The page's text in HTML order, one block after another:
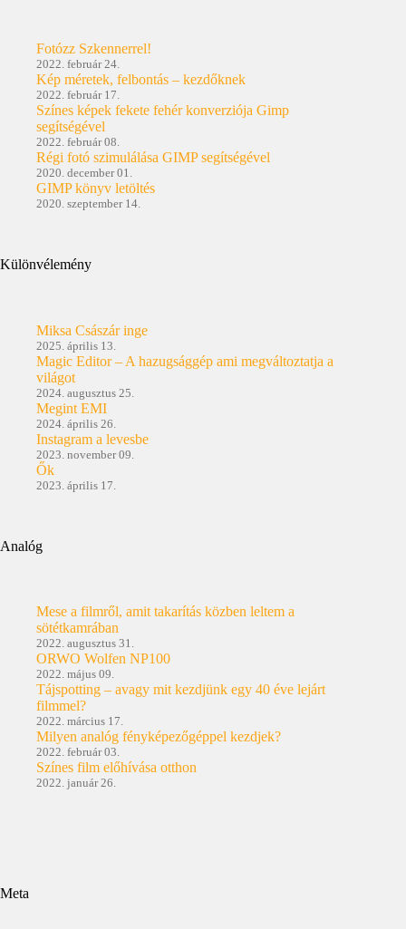
Fotózz Szkennerrel!
2022. február 24.
Kép méretek, felbontás – kezdőknek
2022. február 17.
Színes képek fekete fehér konverziója Gimp
segítségével
2022. február 08.
Régi fotó szimulálása GIMP segítségével
2020. december 01.
GIMP könyv letöltés
2020. szeptember 14.
Különvélemény
Miksa Császár inge
2025. április 13.
Magic Editor – A hazugsággép ami megváltoztatja a
világot
2024. augusztus 25.
Megint EMI
2024. április 26.
Instagram a levesbe
2023. november 09.
Ők
2023. április 17.
Analóg
Mese a filmről, amit takarítás közben leltem a
sötétkamrában
2022. augusztus 31.
ORWO Wolfen NP100
2022. május 09.
Tájspotting – avagy mit kezdjünk egy 40 éve lejárt
filmmel?
2022. március 17.
Milyen analóg fényképezőgéppel kezdjek?
2022. február 03.
Színes film előhívása otthon
2022. január 26.
Meta